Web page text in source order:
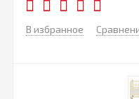
В избранное